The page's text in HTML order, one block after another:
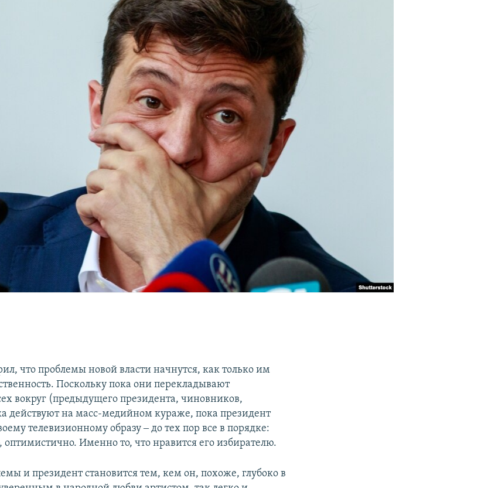
что проблемы новой власти начнутся, как только им
Поскольку пока они перекладывают
вокруг (предыдущего президента, чиновников,
действуют на масс-медийном кураже, пока президент
телевизионному образу ‒ до тех пор все в порядке:
оптимистично. Именно то, что нравится его избирателю.
и президент становится тем, кем он, похоже, глубоко в